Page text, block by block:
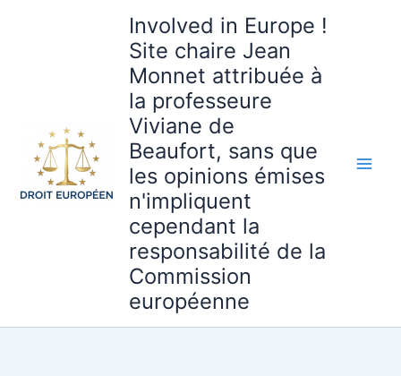
Involved in Europe !
Site chaire Jean
Monnet attribuée à
la professeure
Viviane de
Beaufort, sans que
les opinions émises
n'impliquent
cependant la
responsabilité de la
Commission
européenne